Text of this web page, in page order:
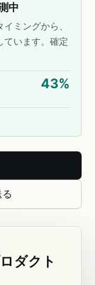
中
ミングから、
ています。確定
43%
ダクト